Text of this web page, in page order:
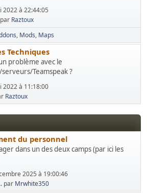
2022 à 22:44:05
par Raztoux
Mods Maps
Techniques
problème avec le
Teamspeak ?
2022 à 11:18:00
Raztoux
du personnel
dans un des deux camps (par ici les
2025 à 19:00:46
par Mrwhite350